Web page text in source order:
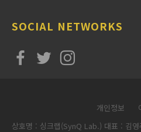
SOCIAL NETWORKS
개인정보
상호명 : 싱크랩(SynQ Lab.) 대표 : 김